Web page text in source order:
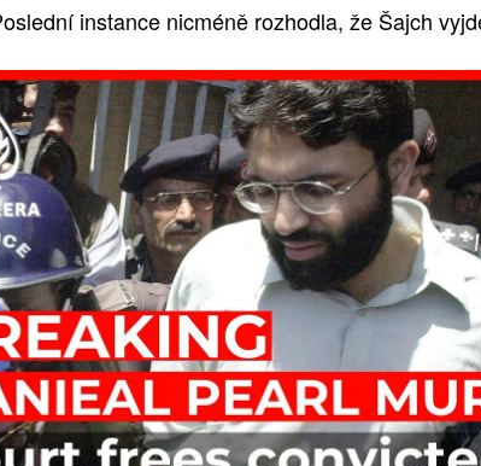
instance nicméně rozhodla, že Šajch